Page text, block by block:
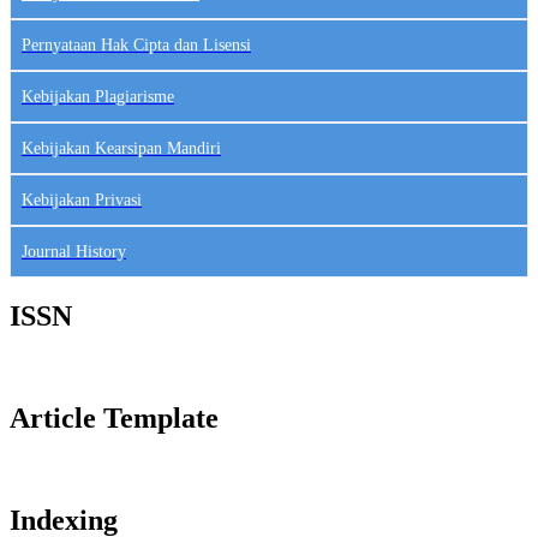
Pernyataan Hak Cipta dan Lisensi
Kebijakan Plagiarisme
Kebijakan Kearsipan Mandiri
Kebijakan Privasi
Journal History
ISSN
Article Template
Indexing